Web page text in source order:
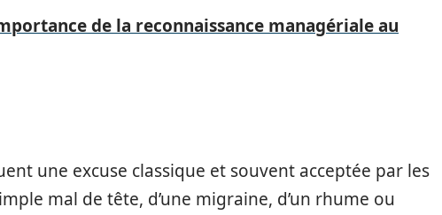
de la reconnaissance managériale au
une excuse classique et souvent acceptée par les
mal de tête, d’une migraine, d’un rhume ou